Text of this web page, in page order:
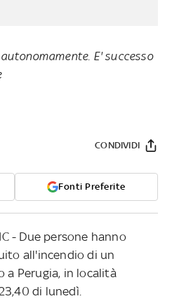
E' successo
Fonti Preferite
CONDIVIDI
- Due persone hanno
all'incendio di un
a Perugia, in località
di lunedì.